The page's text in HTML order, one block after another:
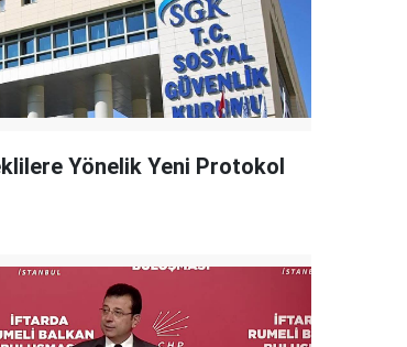
Yönelik Yeni Protokol